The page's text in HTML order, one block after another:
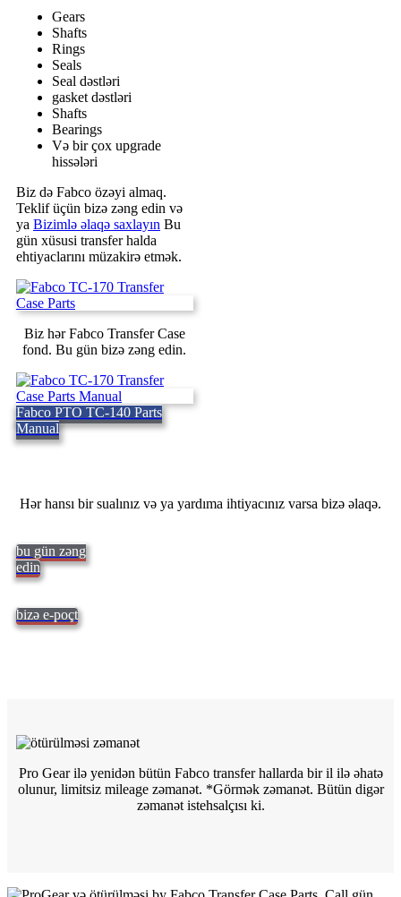
Gears
Shafts
Rings
Seals
Seal dəstləri
gasket dəstləri
Shafts
Bearings
Və bir çox upgrade
hissələri
Biz də Fabco özəyi almaq.
Teklif üçün bizə zəng edin və
ya Bizimlə əlaqə saxlayın Bu
gün xüsusi transfer halda
ehtiyaclarını müzakirə etmək.
Biz hər Fabco Transfer Case
fond. Bu gün bizə zəng edin.
Fabco PTO TC-140 Parts
Manual
Hər hansı bir sualınız və ya yardıma ihtiyacınız varsa bizə əlaqə.
bu gün zəng
edin
bizə e-poçt
Pro Gear ilə yenidən bütün Fabco transfer hallarda bir il ilə əhatə
olunur, limitsiz mileage zəmanət. *Görmək zəmanət. Bütün digər
zəmanət istehsalçısı ki.